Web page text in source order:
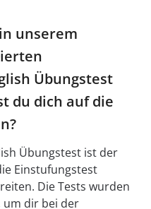
unserem
Übungstest
du dich auf die
Übungstest ist der
Einstufungstest
Die Tests wurden
um dir bei der